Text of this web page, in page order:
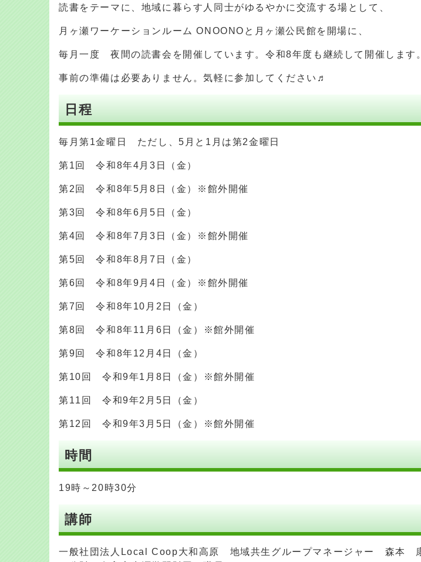
読書をテーマに、地域に暮らす人同士がゆるやかに交流する場として、
月ヶ瀬ワーケーションルーム ONOONOと月ヶ瀬公民館を開場に、
毎月一度 夜間の読書会を開催しています。令和8年度も継続して開催します
事前の準備は必要ありません。気軽に参加してください♬
日程
毎月第1金曜日 ただし、5月と1月は第2金曜日
第1回 令和8年4月3日（金）
第2回 令和8年5月8日（金）※館外開催
第3回 令和8年6月5日（金）
第4回 令和8年7月3日（金）※館外開催
第5回 令和8年8月7日（金）
第6回 令和8年9月4日（金）※館外開催
第7回 令和8年10月2日（金）
第8回 令和8年11月6日（金）※館外開催
第9回 令和8年12月4日（金）
第10回 令和9年1月8日（金）※館外開催
第11回 令和9年2月5日（金）
第12回 令和9年3月5日（金）※館外開催
時間
19時～20時30分
講師
一般社団法人Local Coop大和高原 地域共生グループマネージャー 森本